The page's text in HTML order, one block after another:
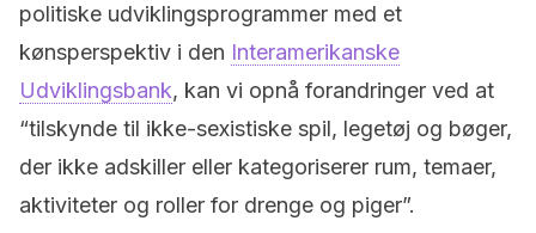
politiske udviklingsprogrammer med et
kønsperspektiv i den Interamerikanske
Udviklingsbank, kan vi opnå forandringer ved at
“tilskynde til ikke-sexistiske spil, legetøj og bøger,
der ikke adskiller eller kategoriserer rum, temaer,
aktiviteter og roller for drenge og piger”.